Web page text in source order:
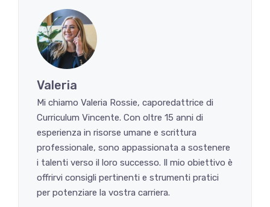
Valeria
Mi chiamo Valeria Rossie, caporedattrice di
Curriculum Vincente. Con oltre 15 anni di
esperienza in risorse umane e scrittura
professionale, sono appassionata a sostenere
i talenti verso il loro successo. Il mio obiettivo è
offrirvi consigli pertinenti e strumenti pratici
per potenziare la vostra carriera.